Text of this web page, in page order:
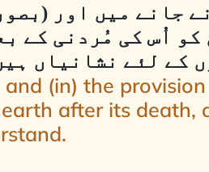
جانے میں اور
کو اُس کی مُردنی کے
کے لئے نشانیاں
(in) the
after its death,